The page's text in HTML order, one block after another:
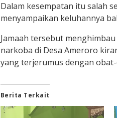
Dalam kesempatan itu salah
menyampaikan keluhannya
Jamaah tersebut
narkoba di Desa Ameroro
yang terjerumus dengan
Berita Terkait